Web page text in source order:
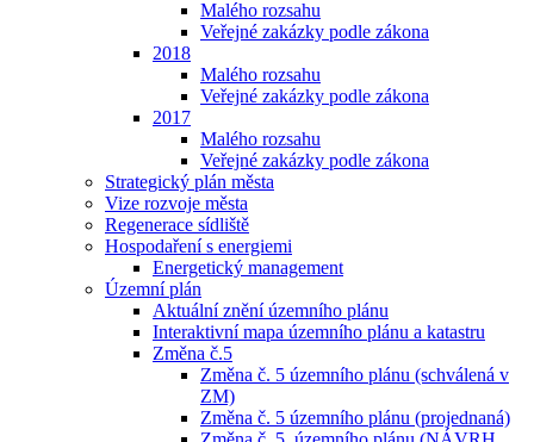
Malého rozsahu
Veřejné zakázky podle zákona
2018
Malého rozsahu
Veřejné zakázky podle zákona
2017
Malého rozsahu
Veřejné zakázky podle zákona
Strategický plán města
Vize rozvoje města
Regenerace sídliště
Hospodaření s energiemi
Energetický management
Územní plán
Aktuální znění územního plánu
Interaktivní mapa územního plánu a katastru
Změna č.5
Změna č. 5 územního plánu (schválená v
ZM)
Změna č. 5 územního plánu (projednaná)